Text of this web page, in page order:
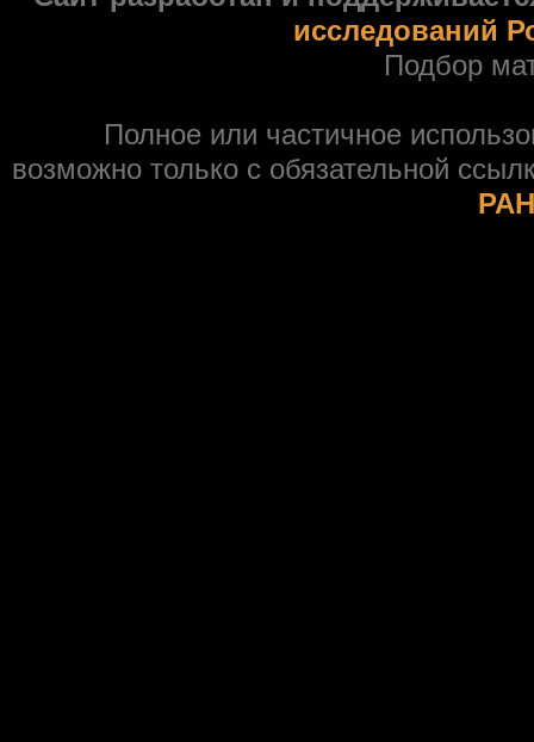
исследований
Подбор
Полное или частичное
возможно только с обязательной